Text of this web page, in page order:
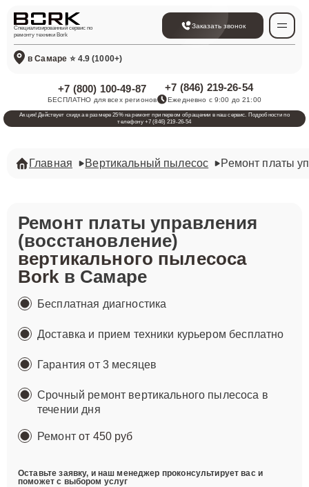
Специализированный сервис по
ремонту техники Bork
Заказать звонок
в Самаре ⭐ 4.9 (1000+)
+7 (800) 100-49-87
БЕСПЛАТНО для всех регионов
+7 (846) 219-26-54
Ежедневно с 9:00 до 21:00
Акция! Действует скидка в размере 25% на ремонт при первом обращении в наш сервис. Подробности по
телефону +7 (846) 219-26-54
Главная Вертикальный пылесос Ремонт платы
Ремонт платы управления
(восстановление)
вертикального пылесоса
Borkв Самаре
Бесплатная диагностика
Доставка и прием техники курьером бесплатно
Гарантия от 3 месяцев
Срочный ремонт вертикального пылесоса в
течении дня
Ремонтот 450 руб
Оставьте заявку, и наш менеджер проконсультирует вас и
поможет с выбором услуг